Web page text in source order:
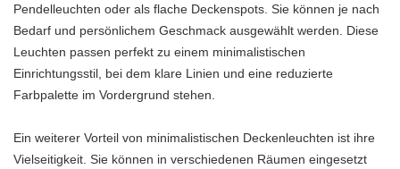
Pendelleuchten oder als flache Deckenspots. Sie können je nach
Bedarf und persönlichem Geschmack ausgewählt werden. Diese
Leuchten passen perfekt zu einem minimalistischen
Einrichtungsstil, bei dem klare Linien und eine reduzierte
Farbpalette im Vordergrund stehen.
Ein weiterer Vorteil von minimalistischen Deckenleuchten ist ihre
Vielseitigkeit. Sie können in verschiedenen Räumen eingesetzt